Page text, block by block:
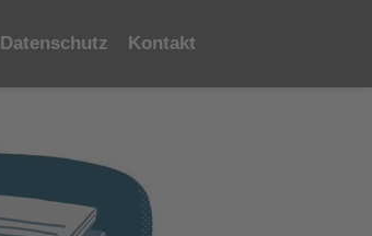
Datenschutz Kontakt